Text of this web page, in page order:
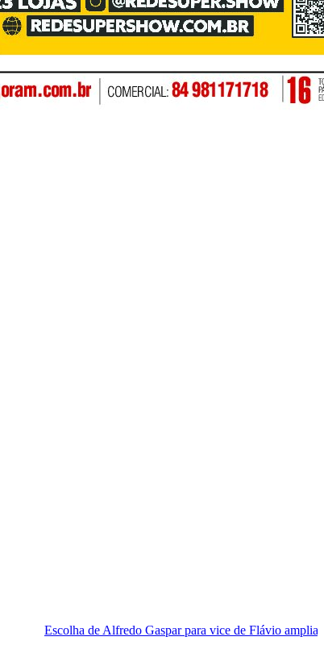
de Alfredo Gaspar para vice de Flávio amplia desgaste de